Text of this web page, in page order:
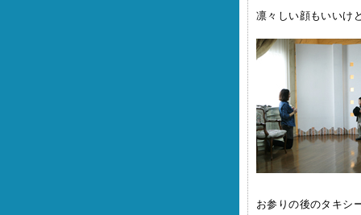
凛々しい顔もいいけ
お参りの後のタキシ